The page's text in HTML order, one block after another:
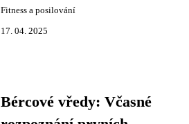
Fitness a posilování
17. 04. 2025
Bércové vředy: Včasné